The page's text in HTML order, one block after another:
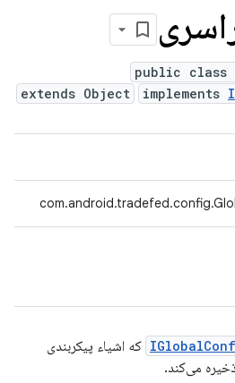
public class
extends Object
implements
که اشیاء پیکربندی
می‌کند.